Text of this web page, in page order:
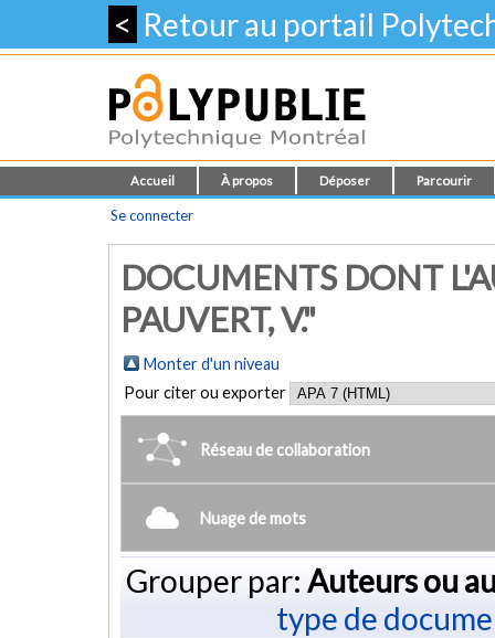
< Retour au portail
Accueil À propos Déposer Parcourir
Se connecter
DOCUMENTS DONT
PAUVERT, V."
Monter d'un niveau
Pour citer ou exporter
Réseau de collaboration
Nuage de mots
Grouper par: Auteurs ou
type de